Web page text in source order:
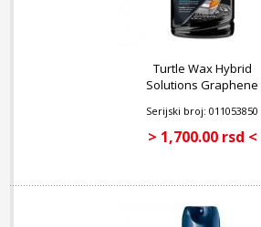
Turtle Wax Hybrid
Solutions Graphene
ml
Serijski broj: 011053850
> 1,700.00 rsd <